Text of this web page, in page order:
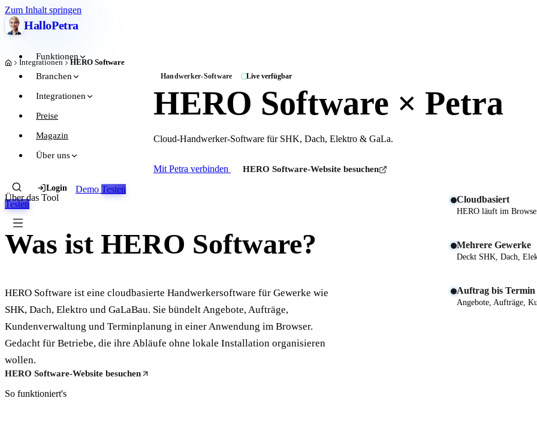
Zum Inhalt springen
HalloPetra
Funktionen
Branchen
Integrationen
Preise
Magazin
Über uns
Login Demo Testen
Testen
Start Integrationen
HERO Software
Handwerker-Software
Live verfügbar
HERO Software × Petra
Cloud-Handwerker-Software für SHK, Dach, Elektro & GaLa.
Mit Petra verbinden HERO Software-Website besuchen
Über das Tool
Was ist HERO Software?
HERO Software ist eine cloudbasierte Handwerkersoftware für Gewerke wie
SHK, Dach, Elektro und GaLaBau. Sie bündelt Angebote, Aufträge,
Kundenverwaltung und Terminplanung in einer Anwendung im Browser.
Gedacht für Betriebe, die ihre Abläufe ohne lokale Installation organisieren
wollen.
HERO Software-Website besuchen
Cloudbasiert
HERO läuft im
Mehrere Gewerke
Deckt SHK, Dach,
Auftrag bis Termin
Angebote, Aufträge,
So funktioniert's